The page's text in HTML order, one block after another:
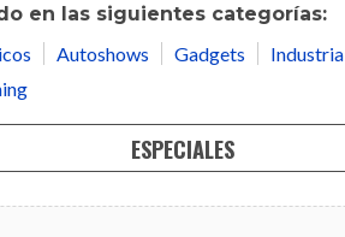
en las siguientes categorías:
Autoshows Gadgets Industria
ESPECIALES